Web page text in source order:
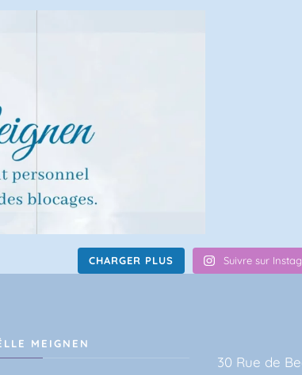
CHARGER PLUS Suivre sur
MEIGNEN
30 Rue de